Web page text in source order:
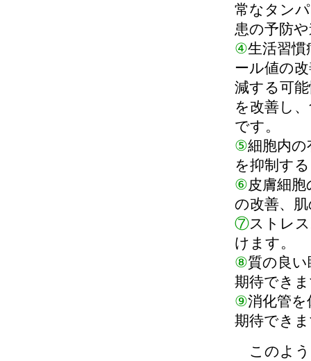
常なタン
患の予防
④生活習
ール値の
減する可
を改善し
です。
⑤細胞内の
を抑制す
⑥皮膚細
の改善、
⑦ストレ
けます。
⑧質の良
期待でき
⑨消化管
期待でき
このよう